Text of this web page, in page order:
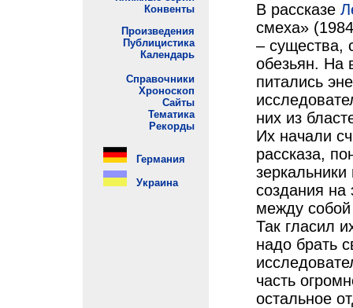
В рассказе
смеха»
– существа,
обезьян. На
питались
них из
Их начали
рассказа,
создания на
между
Так гласил
надо брать
часть
остальное